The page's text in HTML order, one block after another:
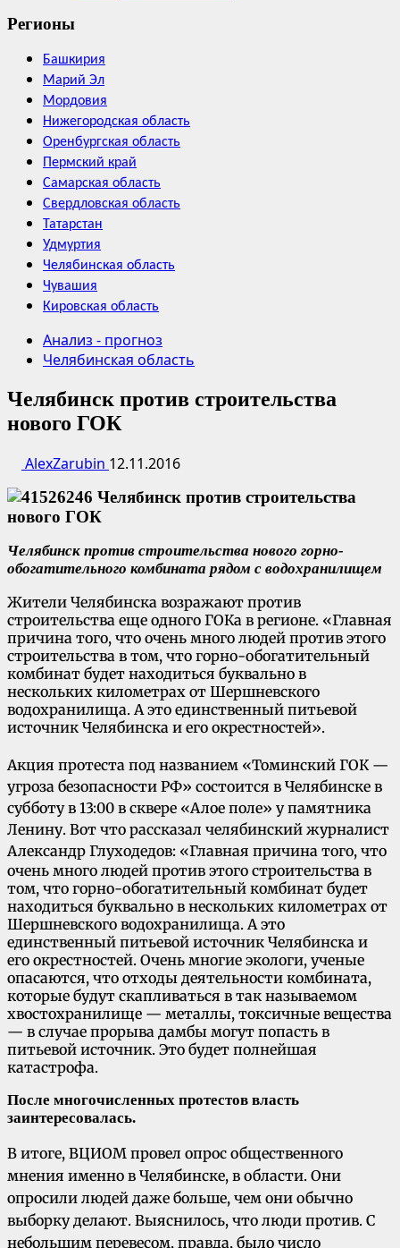
Регионы
Башкирия
Марий Эл
Мордовия
Нижегородская область
Оренбургская область
Пермский край
Самарская область
Свердловская область
Татарстан
Удмуртия
Челябинская область
Чувашия
Кировская область
Анализ - прогноз
Челябинская область
Челябинск против строительства
нового ГОК
AlexZarubin 12.11.2016
Челябинск против строительства нового горно-
обогатительного комбината рядом с водохранилищем
Жители Челябинска возражают против
строительства еще одного ГОКа в регионе. «Главная
причина того, что очень много людей против этого
строительства в том, что горно-обогатительный
комбинат будет находиться буквально в
нескольких километрах от Шершневского
водохранилища. А это единственный питьевой
источник Челябинска и его окрестностей».
Акция протеста под названием «Томинский ГОК —
угроза безопасности РФ» состоится в Челябинске в
субботу в 13:00 в сквере «Алое поле» у памятника
Ленину. Вот что рассказал челябинский журналист
Александр Глуходедов: «Главная причина того, что
очень много людей против этого строительства в
том, что горно-обогатительный комбинат будет
находиться буквально в нескольких километрах от
Шершневского водохранилища. А это
единственный питьевой источник Челябинска и
его окрестностей. Очень многие экологи, ученые
опасаются, что отходы деятельности комбината,
которые будут скапливаться в так называемом
хвостохранилище — металлы, токсичные вещества
— в случае прорыва дамбы могут попасть в
питьевой источник. Это будет полнейшая
катастрофа.
После многочисленных протестов власть
заинтересовалась.
В итоге, ВЦИОМ провел опрос общественного
мнения именно в Челябинске, в области. Они
опросили людей даже больше, чем они обычно
выборку делают. Выяснилось, что люди против. С
небольшим перевесом, правда, было число